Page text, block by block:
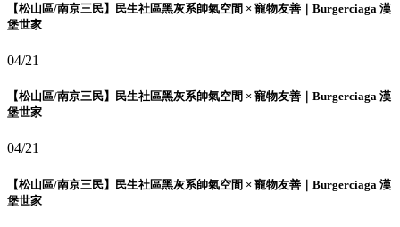
【松山區/南京三民】民生社區黑灰系帥氣空間 × 寵物友善｜Burgerciaga 漢
堡世家
04/21
【松山區/南京三民】民生社區黑灰系帥氣空間 × 寵物友善｜Burgerciaga 漢
堡世家
04/21
【松山區/南京三民】民生社區黑灰系帥氣空間 × 寵物友善｜Burgerciaga 漢
堡世家